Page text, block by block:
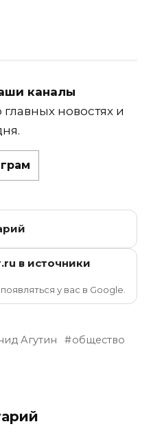
каналы
новостях и
в источники
у вас в Google.
Агутин
общество